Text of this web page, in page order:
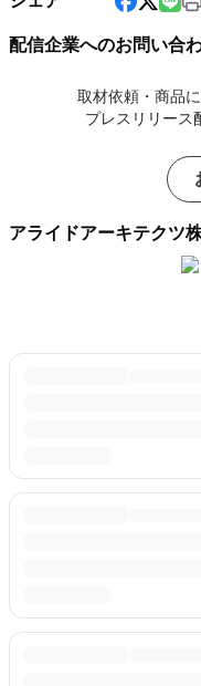
配信企業へのお問い合
取材依頼・商品
プレスリリース
アライドアーキテクツ